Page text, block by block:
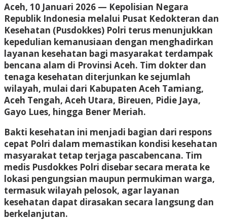
Aceh, 10 Januari 2026 — Kepolisian Negara
Republik Indonesia melalui Pusat Kedokteran dan
Kesehatan (Pusdokkes) Polri terus menunjukkan
kepedulian kemanusiaan dengan menghadirkan
layanan kesehatan bagi masyarakat terdampak
bencana alam di Provinsi Aceh. Tim dokter dan
tenaga kesehatan diterjunkan ke sejumlah
wilayah, mulai dari Kabupaten Aceh Tamiang,
Aceh Tengah, Aceh Utara, Bireuen, Pidie Jaya,
Gayo Lues, hingga Bener Meriah.
Bakti kesehatan ini menjadi bagian dari respons
cepat Polri dalam memastikan kondisi kesehatan
masyarakat tetap terjaga pascabencana. Tim
medis Pusdokkes Polri disebar secara merata ke
lokasi pengungsian maupun permukiman warga,
termasuk wilayah pelosok, agar layanan
kesehatan dapat dirasakan secara langsung dan
berkelanjutan.